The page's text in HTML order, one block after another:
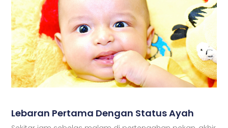
Lebaran Pertama Dengan Status Ayah